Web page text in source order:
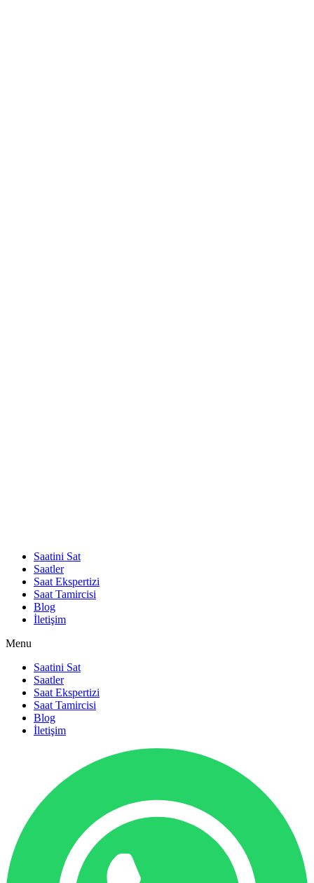
Saatini Sat
Saatler
Saat Ekspertizi
Saat Tamircisi
Blog
İletişim
Menu
Saatini Sat
Saatler
Saat Ekspertizi
Saat Tamircisi
Blog
İletişim